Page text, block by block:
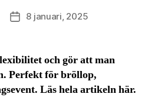
Inläggsdatum
8 januari, 2025
och gör att man
Perfekt för bröllop,
Läs hela artikeln här.